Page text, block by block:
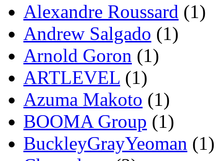
Alexandre Roussard (1)
Andrew Salgado (1)
Arnold Goron (1)
ARTLEVEL (1)
Azuma Makoto (1)
BOOMA Group (1)
BuckleyGrayYeoman (1)